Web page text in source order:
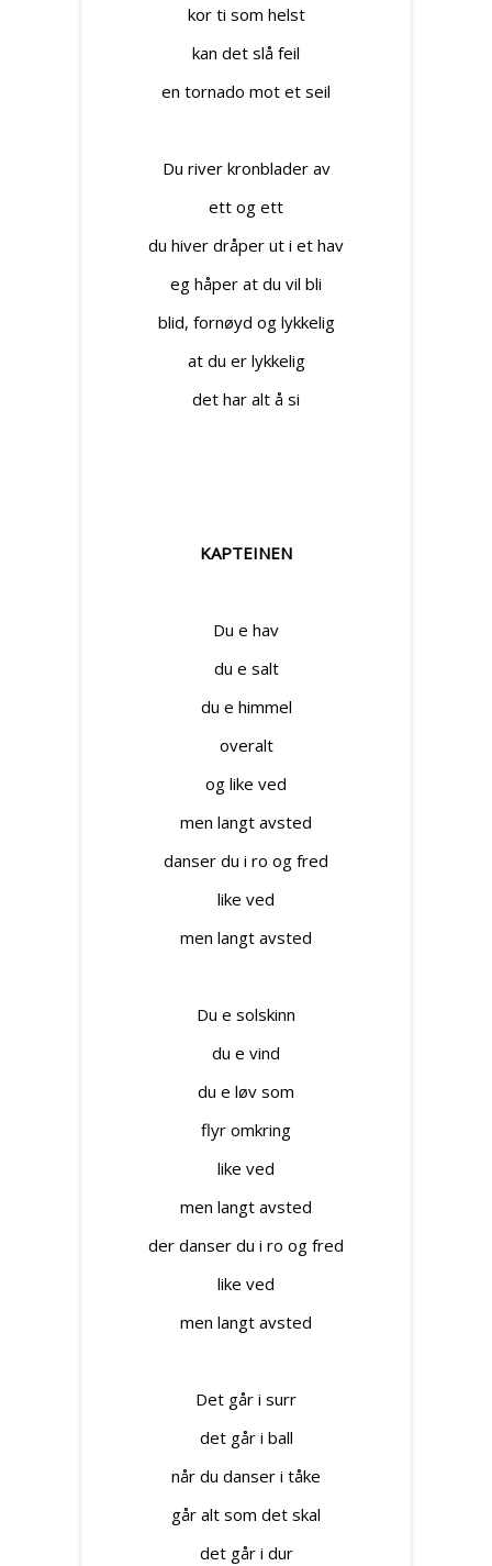
kor ti som helst
kan det slå feil
en tornado mot et seil
Du river kronblader av
ett og ett
du hiver dråper ut i et hav
eg håper at du vil bli
blid, fornøyd og lykkelig
at du er lykkelig
det har alt å si
KAPTEINEN
Du e hav
du e salt
du e himmel
overalt
og like ved
men langt avsted
danser du i ro og fred
like ved
men langt avsted
Du e solskinn
du e vind
du e løv som
flyr omkring
like ved
men langt avsted
der danser du i ro og fred
like ved
men langt avsted
Det går i surr
det går i ball
når du danser i tåke
går alt som det skal
det går i dur